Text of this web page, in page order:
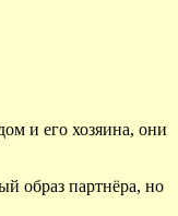
и его хозяина, они
образ партнёра, но